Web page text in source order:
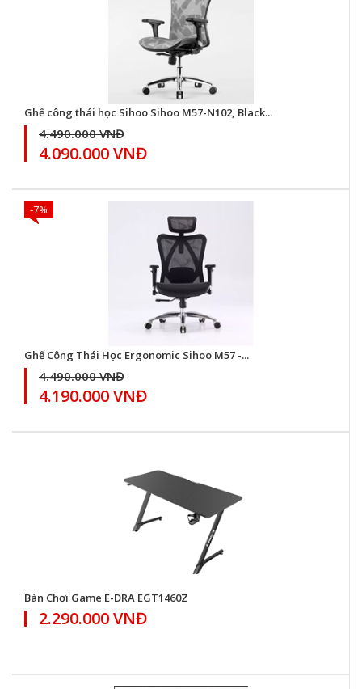
Ghế công thái học Sihoo Sihoo M57-N102, Black...
4.490.000 VNĐ
4.090.000 VNĐ
-7%
Ghế Công Thái Học Ergonomic Sihoo M57 -...
4.490.000 VNĐ
4.190.000 VNĐ
Bàn Chơi Game E-DRA EGT1460Z
2.290.000 VNĐ